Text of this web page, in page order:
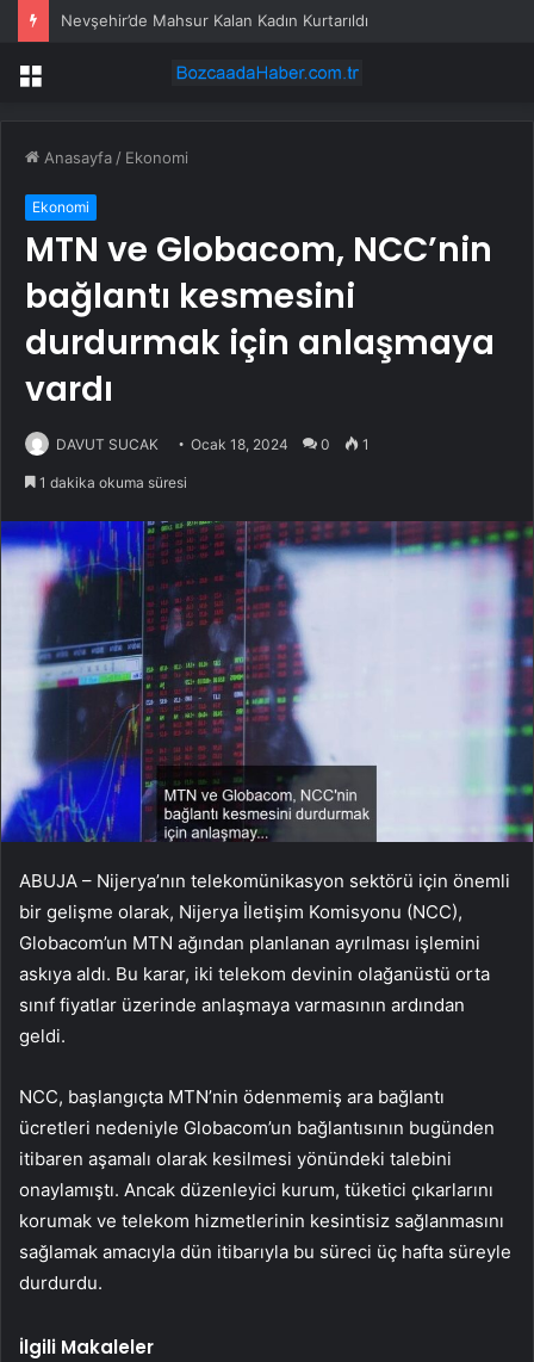
Nevşehir’de Mahsur Kalan Kadın Kurtarıldı
Menü
Anasayfa / Ekonomi
Ekonomi
MTN ve Globacom, NCC’nin
bağlantı kesmesini
durdurmak için anlaşmaya
vardı
DAVUT SUCAK Ocak 18, 2024 0 1
1 dakika okuma süresi
ABUJA – Nijerya’nın telekomünikasyon sektörü için önemli
bir gelişme olarak, Nijerya İletişim Komisyonu (NCC),
Globacom’un MTN ağından planlanan ayrılması işlemini
askıya aldı. Bu karar, iki telekom devinin olağanüstü orta
sınıf fiyatlar üzerinde anlaşmaya varmasının ardından
geldi.
NCC, başlangıçta MTN’nin ödenmemiş ara bağlantı
ücretleri nedeniyle Globacom’un bağlantısının bugünden
itibaren aşamalı olarak kesilmesi yönündeki talebini
onaylamıştı. Ancak düzenleyici kurum, tüketici çıkarlarını
korumak ve telekom hizmetlerinin kesintisiz sağlanmasını
sağlamak amacıyla dün itibarıyla bu süreci üç hafta süreyle
durdurdu.
İlgili Makaleler